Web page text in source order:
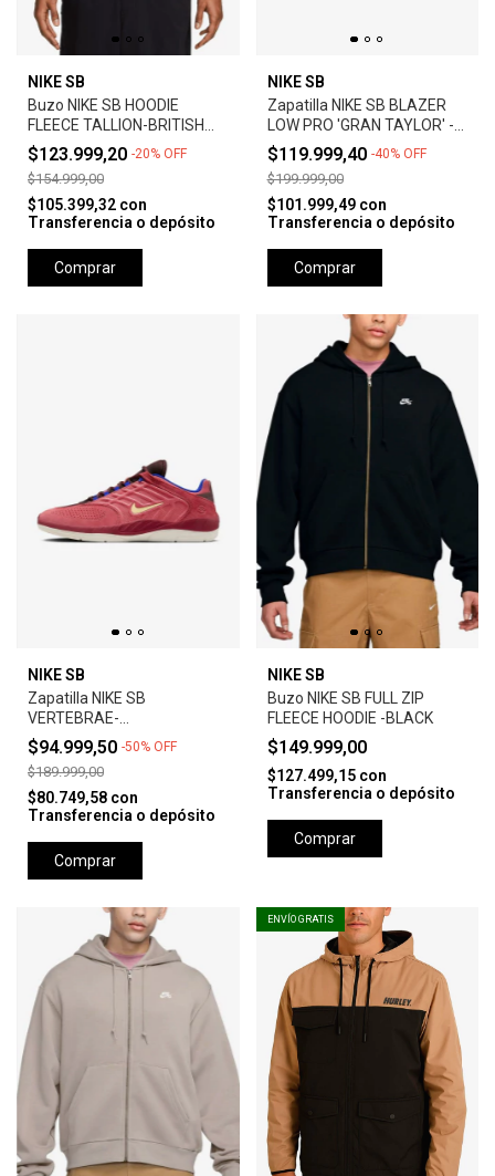
NIKE SB
Buzo NIKE SB HOODIE
FLEECE TALLION-BRITISH
TAN
$123.999,20 -20% OFF
$154.999,00
$105.399,32 con
Transferencia o depósito
Comprar
NIKE SB
Zapatilla NIKE SB BLAZER
LOW PRO 'GRAN TAYLOR' -
SUMMIT WHITE
$119.999,40 -40% OFF
$199.999,00
$101.999,49 con
Transferencia o depósito
Comprar
NIKE SB
Zapatilla NIKE SB
VERTEBRAE-
ADOBE/EARTH/NOBLE
RED/MELON TINT
$94.999,50 -50% OFF
$189.999,00
$80.749,58 con
Transferencia o depósito
Comprar
NIKE SB
Buzo NIKE SB FULL ZIP
FLEECE HOODIE -BLACK
$149.999,00
$127.499,15 con
Transferencia o depósito
Comprar
ENVÍO GRATIS